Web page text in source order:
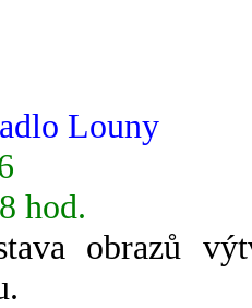
Louny
hod.
obrazů